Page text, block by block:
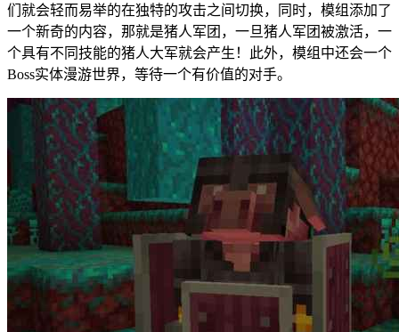
们就会轻而易举的在独特的攻击之间切换，同时，模组添加了
一个新奇的内容，那就是猪人军团，一旦猪人军团被激活，一
个具有不同技能的猪人大军就会产生！此外，模组中还会一个
Boss实体漫游世界，等待一个有价值的对手。